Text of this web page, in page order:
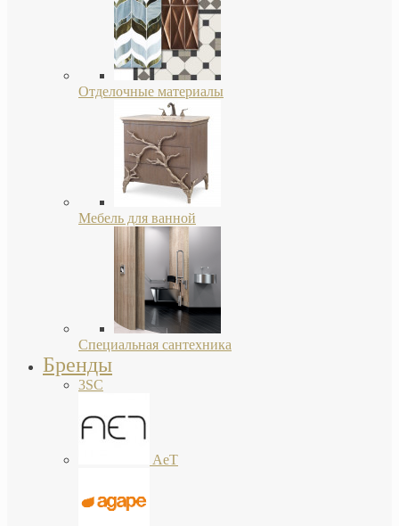
Отделочные материалы
Мебель для ванной
Специальная сантехника
Бренды
3SC
AeT